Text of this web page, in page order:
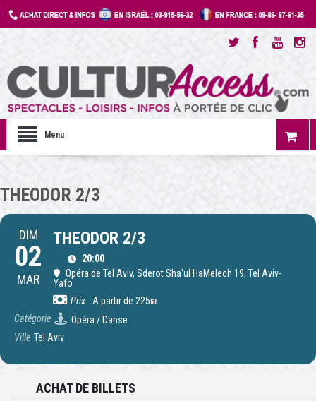
Menu
THEODOR 2/3
DIM
02
MAR
THEODOR 2/3
20:00
Opéra de Tel Aviv, Sderot Sha'ul HaMelech 19, Tel Aviv-
Yafo
Prix
A partir de 225₪
Catégorie
Opéra / Danse
Ville Tel Aviv
ACHAT DE BILLETS